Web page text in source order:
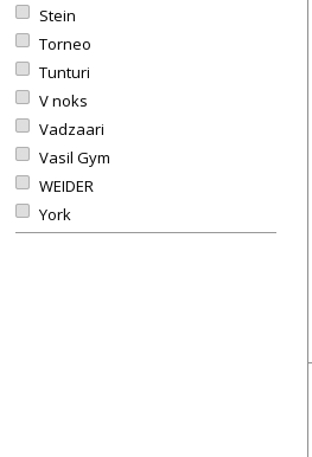
Stein
Torneo
Tunturi
V noks
Vadzaari
Vasil Gym
WEIDER
York